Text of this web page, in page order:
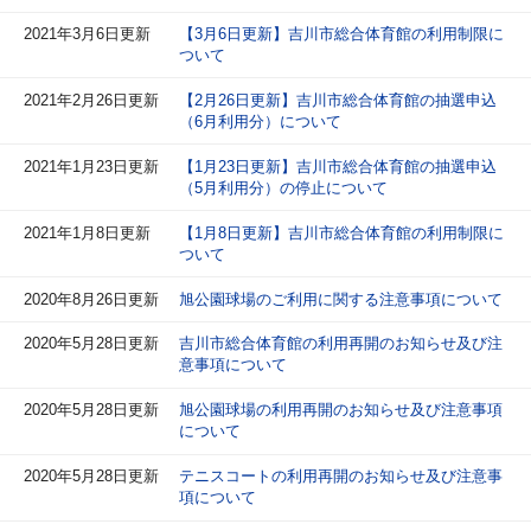
2021年3月6日更新
【3月6日更新】吉川市総合体育館の利用制限に
ついて
2021年2月26日更新
【2月26日更新】吉川市総合体育館の抽選申込
（6月利用分）について
2021年1月23日更新
【1月23日更新】吉川市総合体育館の抽選申込
（5月利用分）の停止について
2021年1月8日更新
【1月8日更新】吉川市総合体育館の利用制限に
ついて
2020年8月26日更新 旭公園球場のご利用に関する注意事項について
2020年5月28日更新
吉川市総合体育館の利用再開のお知らせ及び注
意事項について
2020年5月28日更新
旭公園球場の利用再開のお知らせ及び注意事項
について
2020年5月28日更新
テニスコートの利用再開のお知らせ及び注意事
項について